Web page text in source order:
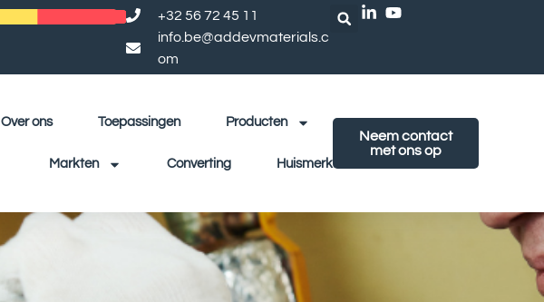
+32 56 72 45 11
info.be@addevmaterials.c
om
Over ons Toepassingen Producten
Markten Converting Huismerk
Neem contact
met ons op